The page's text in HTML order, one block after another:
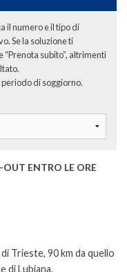
il numero e il tipo di
Se la soluzione ti
subito”, altrimenti
di soggiorno.
ENTRO LE ORE
Trieste, 90 km da quello
di Lubiana.